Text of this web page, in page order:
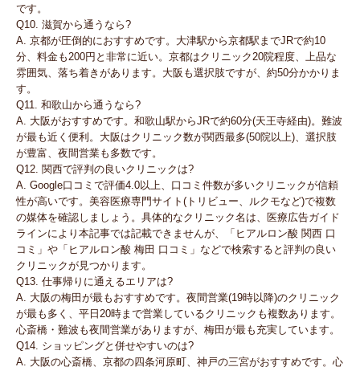
です。
Q10. 滋賀から通うなら?
A. 京都が圧倒的におすすめです。大津駅から京都駅までJRで約10
分、料金も200円と非常に近い。京都はクリニック20院程度、上品な
雰囲気、落ち着きがあります。大阪も選択肢ですが、約50分かかりま
す。
Q11. 和歌山から通うなら?
A. 大阪がおすすめです。和歌山駅からJRで約60分(天王寺経由)。難波
が最も近く便利。大阪はクリニック数が関西最多(50院以上)、選択肢
が豊富、夜間営業も多数です。
Q12. 関西で評判の良いクリニックは?
A. Google口コミで評価4.0以上、口コミ件数が多いクリニックが信頼
性が高いです。美容医療専門サイト(トリビュー、ルクモなど)で複数
の媒体を確認しましょう。具体的なクリニック名は、医療広告ガイド
ラインにより本記事では記載できませんが、「ヒアルロン酸 関西 口
コミ」や「ヒアルロン酸 梅田 口コミ」などで検索すると評判の良い
クリニックが見つかります。
Q13. 仕事帰りに通えるエリアは?
A. 大阪の梅田が最もおすすめです。夜間営業(19時以降)のクリニック
が最も多く、平日20時まで営業しているクリニックも複数あります。
心斎橋・難波も夜間営業がありますが、梅田が最も充実しています。
Q14. ショッピングと併せやすいのは?
A. 大阪の心斎橋、京都の四条河原町、神戸の三宮がおすすめです。心